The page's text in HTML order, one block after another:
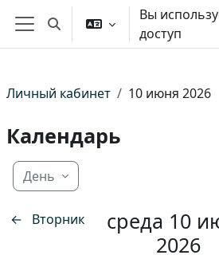
Перейти к основному содержанию
Боковая панель
Изменить данные
Вы
доступ
Личный кабинет 10 июня 2026
Календарь
День
← Вторник
среда 10
2026